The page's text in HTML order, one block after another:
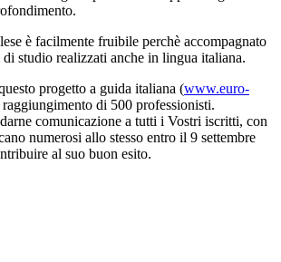
è facilmente fruibile perchè accompagnato
di studio realizzati anche in lingua italiana.
progetto a guida italiana (www.euro-
di 500 professionisti.
comunicazione a tutti i Vostri iscritti, con
numerosi allo stesso entro il 9 settembre
al suo buon esito.